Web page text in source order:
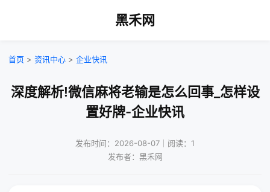
黑禾网
首页 > 资讯中心 > 企业快讯
深度解析!微信麻将老输是怎么回事_怎样设
置好牌-企业快讯
发布时间：2026-08-07｜阅读：1
发布者：黑禾网